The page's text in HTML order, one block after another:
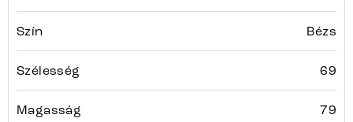
Szín Bézs
Szélesség 69
Magasság 79